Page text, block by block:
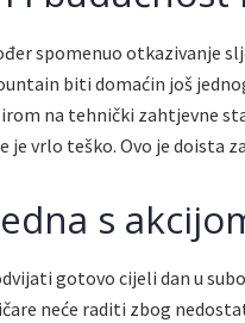
spomenuo otkazivanje
biti domaćin još
na tehnički zahtjevne
je vrlo teško. Ovo je doista
s
gotovo cijeli dan u
neće raditi zbog